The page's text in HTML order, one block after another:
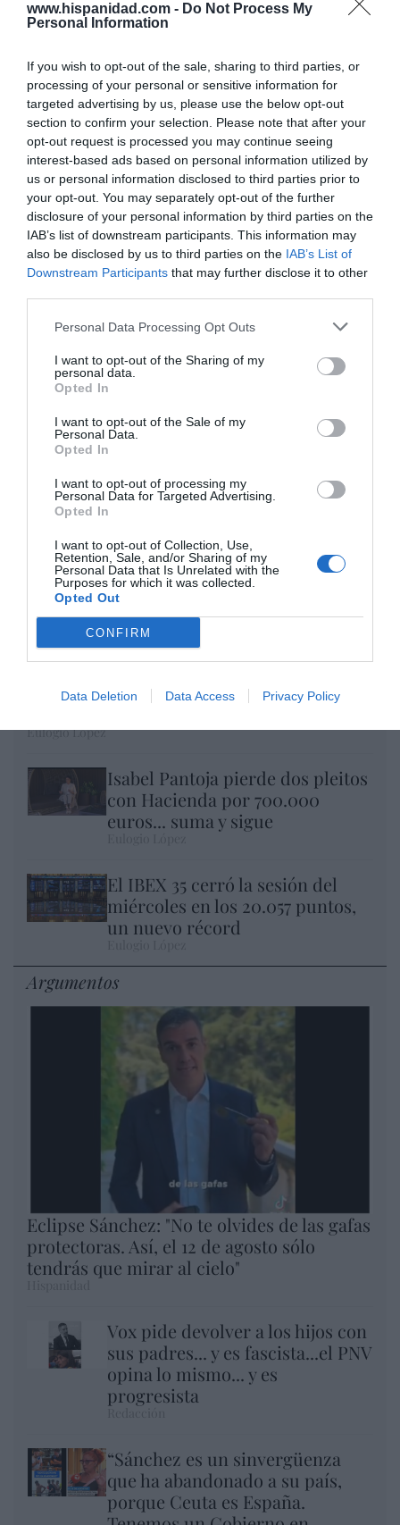
www.hispanidad.com - Do Not Process My
Personal Information
If you wish to opt-out of the sale, sharing to third parties, or
processing of your personal or sensitive information for
targeted advertising by us, please use the below opt-out
section to confirm your selection. Please note that after your
opt-out request is processed you may continue seeing
interest-based ads based on personal information utilized by
us or personal information disclosed to third parties prior to
your opt-out. You may separately opt-out of the further
disclosure of your personal information by third parties on the
IAB’s list of downstream participants. This information may
also be disclosed by us to third parties on the IAB’s List of
Downstream Participants that may further disclose it to other
Personal Data Processing Opt Outs
I want to opt-out of the Sharing of my
personal data.
Opted In
I want to opt-out of the Sale of my
Personal Data.
Opted In
I want to opt-out of processing my
Personal Data for Targeted Advertising.
Opted In
I want to opt-out of Collection, Use,
Retention, Sale, and/or Sharing of my
Personal Data that Is Unrelated with the
Purposes for which it was collected.
Opted Out
CONFIRM
Data Deletion Data Access Privacy Policy
historia, de poner la verdadera, de
desmontar la falsificación, es un trabajo
cristiano"
por Hispanidad
Artículos anteriores
DIARIO DE LA CORRUPCIÓN SANCHISTA
Diario de la corrupción sanchista. Hazte
Oír se manifiesta delante de La Mareta:
por Redacción
Enormes minucias
por Eulogio López
Nokia, Ericsson... Huawei: lo que importan
Eulogio López
Isabel Pantoja pierde dos pleitos
con Hacienda por 700.000
euros... suma y sigue
El IBEX 35 cerró la sesión del
miércoles en los 20.057 puntos,
un nuevo récord
Argumentos
Eclipse Sánchez: "No te olvides de las gafas
protectoras. Así, el 12 de agosto sólo
tendrás que mirar al cielo"
Vox pide devolver a los hijos con
sus padres... y es fascista...el PNV
opina lo mismo... y es
progresista
“Sánchez es un sinvergüenza
que ha abandonado a su país,
porque Ceuta es España.